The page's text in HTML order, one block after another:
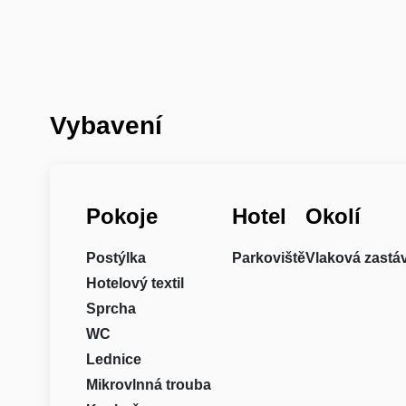
Vybavení
Pokoje
Postýlka
Hotelový textil
Sprcha
WC
Lednice
Mikrovlnná trouba
Hotel
Parkoviště
Okolí
Vlaková